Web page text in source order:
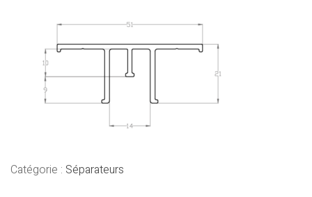
Catégorie : Séparateurs